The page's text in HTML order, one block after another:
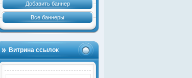
Добавить баннер
Все баннеры
Витрина ссылок